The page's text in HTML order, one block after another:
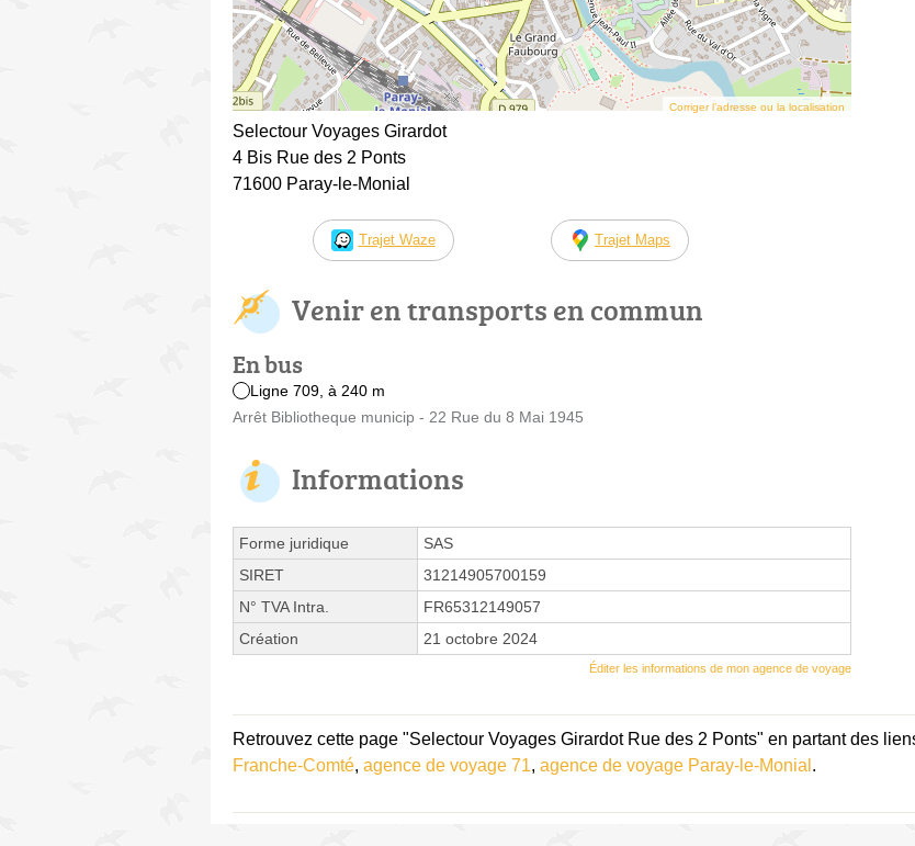
Corriger l’adresse ou la localisation
Selectour Voyages Girardot
4 Bis Rue des 2 Ponts
71600 Paray-le-Monial
Trajet Waze Trajet Maps
Venir en transports en commun
En bus
Ligne 709, à 240 m
Arrêt Bibliotheque municip - 22 Rue du 8 Mai 1945
Informations
Forme juridique
SAS
SIRET
31214905700159
N° TVA Intra.
FR65312149057
Création
21 octobre 2024
Éditer les informations de mon agence de voyage
Retrouvez cette page "Selectour Voyages Girardot Rue des 2 Ponts" en partant des
Franche-Comté, agence de voyage 71, agence de voyage Paray-le-Monial .